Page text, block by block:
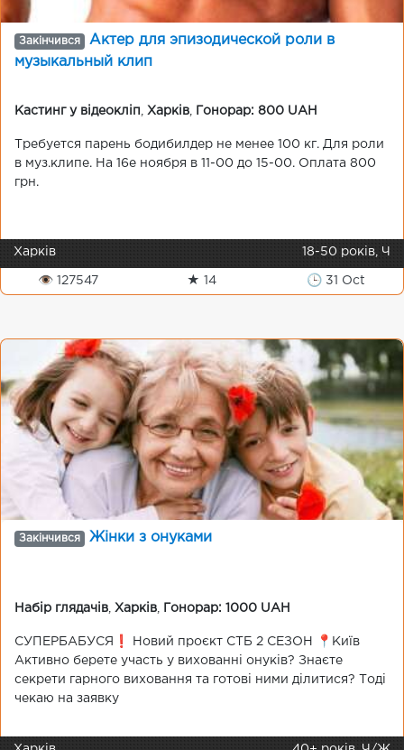
Закінчився
Актер для эпизодической роли в
музыкальный клип
Кастинг у відеокліп Харків Гонорар: 800 UAH
Требуется парень бодибилдер не менее 100 кг. Для роли
в муз.клипе. На 16е ноября в 11-00 до 15-00. Оплата 800
грн.
Харків 18-50 років, Ч
👁 127547 ★ 14 🕒 31 Oct
Закінчився Жінки з онуками
Набір глядачів Харків Гонорар: 1000 UAH
СУПЕРБАБУСЯ❗️ Новий проєкт СТБ 2 СЕЗОН 📍Київ
Активно берете участь у вихованні онуків? Знаєте
секрети гарного виховання та готові ними ділитися? Тоді
чекаю на заявку